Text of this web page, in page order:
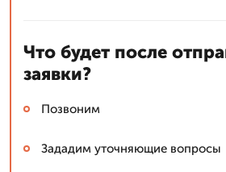
Что будет после
заявки?
Позвоним
Зададим уточняющие вопросы